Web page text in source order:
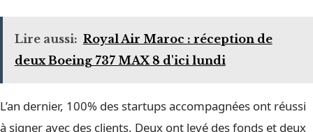
Lire aussi: Royal Air Maroc : réception de
deux Boeing 737 MAX 8 d'ici lundi
L’an dernier, 100% des startups accompagnées ont réussi
à signer avec des clients. Deux ont levé des fonds et deux